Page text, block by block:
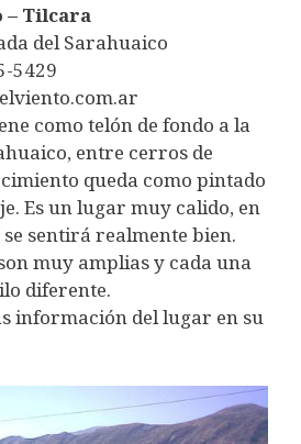
– Tilcara
del Sarahuaico
5429
como telón de fondo a la
entre cerros de
queda como pintado
Es un lugar muy calido, en
sentirá realmente bien.
muy amplias y cada una
diferente.
información del lugar en su